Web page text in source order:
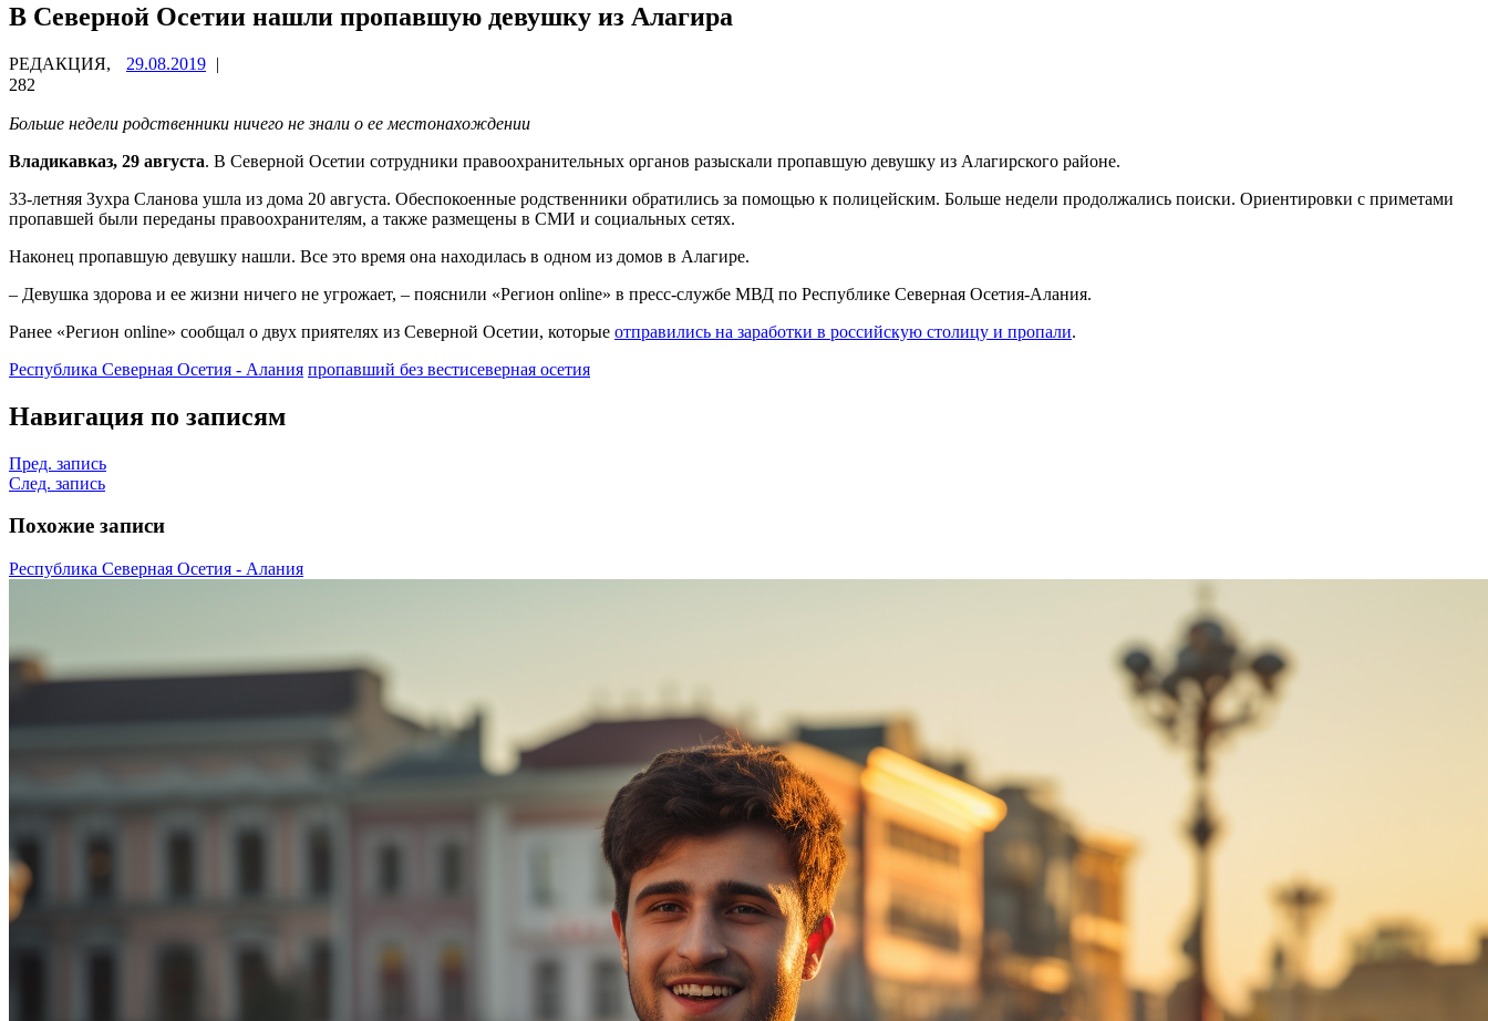
В Северной Осетии нашли пропавшую девушку из Алагира
РЕДАКЦИЯ, 29.08.2019 |
282
Больше недели родственники ничего не знали о ее местонахождении
Владикавказ, 29 августа. В Северной Осетии сотрудники правоохранительных органов разыскали пропавшую девушку из Алагирского районе.
33-летняя Зухра Сланова ушла из дома 20 августа. Обеспокоенные родственники обратились за помощью к полицейским. Больше недели продолжались поиски. Ориентировки с приметами
пропавшей были переданы правоохранителям, а также размещены в СМИ и социальных сетях.
Наконец пропавшую девушку нашли. Все это время она находилась в одном из домов в Алагире.
– Девушка здорова и ее жизни ничего не угрожает, – пояснили «Регион online» в пресс-службе МВД по Республике Северная Осетия-Алания.
Ранее «Регион online» сообщал о двух приятелях из Северной Осетии, которые отправились на заработки в российскую столицу и пропали.
Республика Северная Осетия - Алания пропавший без вестисеверная осетия
Навигация по записям
Пред. запись
След. запись
Похожие записи
Республика Северная Осетия - Алания